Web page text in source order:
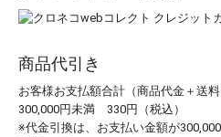
商品代引き
お客様お支払額合計（商品代金＋送
300,000円未満 330円（税込）
※代金引換は、お支払い金額が